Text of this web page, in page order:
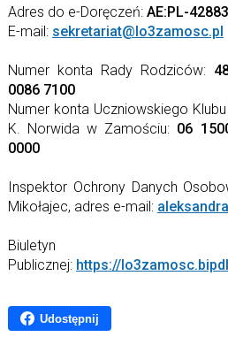
Adres do e-Doręczeń: AE:PL-
E-mail: sekretariat@lo3zamosc.pl
Numer konta Rady Rodziców:
0086 7100
Numer konta Uczniowskiego
K. Norwida w Zamościu: 06
0000
Inspektor Ochrony Danych
Mikołajec, adres e-mail:
Biuletyn
Publicznej: https://
Udostępnij